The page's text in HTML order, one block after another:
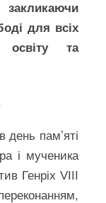
для всіх
освіту та
памʼяті
і мученика
Генріх VIII